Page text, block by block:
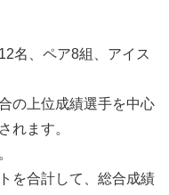
名、ペア8組、アイス
の上位成績選手を中心
れます。
を合計して、総合成績